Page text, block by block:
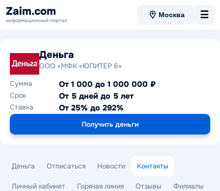
Zaim.com
информационный портал
Москва ☰
Деньга
ООО «МФК «ЮПИТЕР 6»
Сумма
От 1 000 до 1 000 000 ₽
Срок От 5 дней до 5 лет
Ставка От 25% до 292%
Получить деньги
Деньга Отписаться Новости Контакты
Личный кабинет Горячая линия Отзывы Филиалы